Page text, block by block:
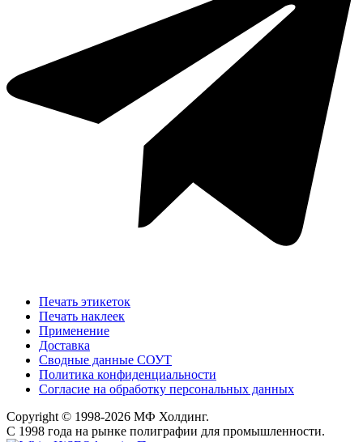
Печать этикеток
Печать наклеек
Применение
Доставка
Сводные данные СОУТ
Политика конфиденциальности
Согласие на обработку персональных данных
Copyright © 1998-2026 МФ Холдинг.
С 1998 года на рынке полиграфии для промышленности.